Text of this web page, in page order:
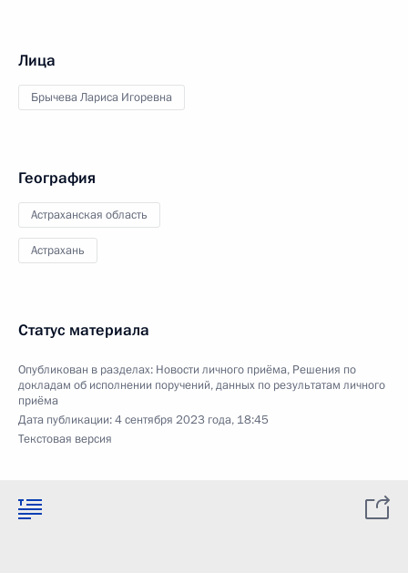
Лица
Брычева Лариса Игоревна
География
Астраханская область
Астрахань
Статус материала
Опубликован в разделах: Новости личного приёма, Решения по
докладам об исполнении поручений, данных по результатам личного
приёма
Дата публикации:4 сентября 2023 года, 18:45
Текстовая версия